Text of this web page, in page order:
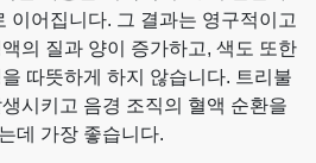
이어집니다. 그 결과는 영구적이고
의 질과 양이 증가하고, 색도 또한
따뜻하게 하지 않습니다. 트리불
시키고 음경 조직의 혈액 순환을
데 가장 좋습니다.